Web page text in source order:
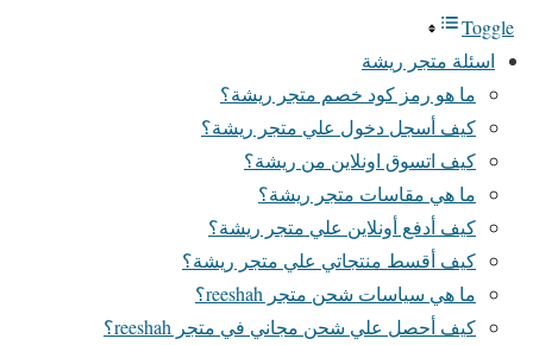
Toggle
اسئلة متجر ريشة
ما هو رمز كود خصم متجر ريشة؟
كيف أسجل دخول علي متجر ريشة؟
كيف اتسوق اونلاين من ريشة؟
ما هي مقاسات متجر ريشة؟
كيف أدفع أونلاين علي متجر ريشة؟
كيف أقسط منتجاتي علي متجر ريشة؟
ما هي سياسات شحن متجر reeshah؟
كيف أحصل علي شحن مجاني في متجر reeshah؟